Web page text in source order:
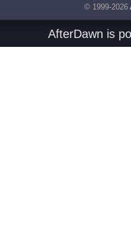
© 1999-2026
AfterDawn is